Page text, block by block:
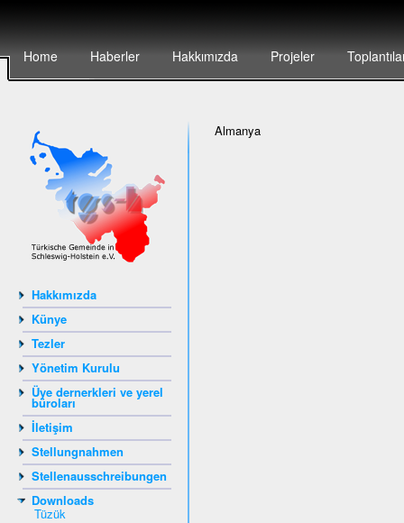
Home Haberler Hakkımızda Projeler
Hakkımızda
Künye
Tezler
Yönetim Kurulu
Üye dernerkleri ve yerel
büroları
İletişim
Stellungnahmen
Stellenausschreibungen
Downloads
Tüzük
Almanya